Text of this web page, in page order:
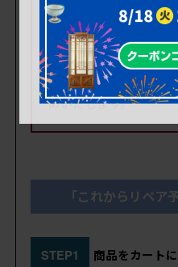
※画像に写りきらない
みないと分からない
常的に使用される方や
店が品質を保証する「
めいたします。
「これからリペア
STEP1 商品をカート